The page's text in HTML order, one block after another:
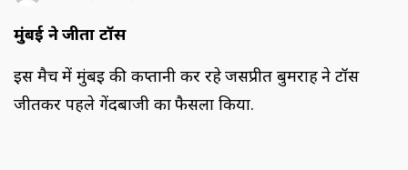
मुंबई ने जीता टॉस
इस मैच में मुंबई की कप्तानी कर रहे जसप्रीत बुमराह ने टॉस
जीतकर पहले गेंदबाजी का फैसला किया.